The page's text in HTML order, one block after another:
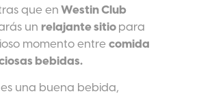
que en Westin Club
un relajante sitio para
momento entre comida
bebidas.
una buena bebida,